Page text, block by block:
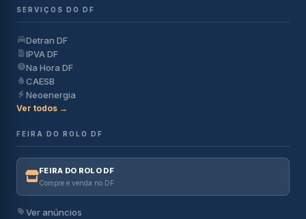
SERVIÇOS DO DF
Detran DF
IPVA DF
Na Hora DF
CAESB
Neoenergia
Ver todos →
FEIRA DO ROLO DF
FEIRA DO ROLO DF
Compre e venda no DF
Ver anúncios